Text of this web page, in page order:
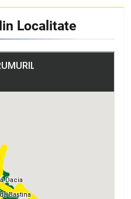
Localitate